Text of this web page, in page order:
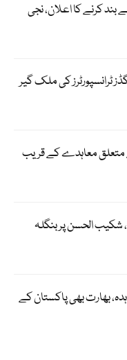
11 اگست سے بند کرنے کا اعلان، نجی
ٹرانسپورٹرز کی ملک گیر
متعلق معاہدے کے قریب
الحسن پر بنگلہ
بھارت بھی پاکستان کے